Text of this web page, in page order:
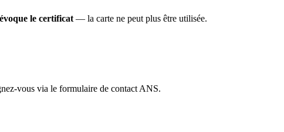
le certificat — la carte ne peut plus être utilisée.
vous via le formulaire de contact ANS.